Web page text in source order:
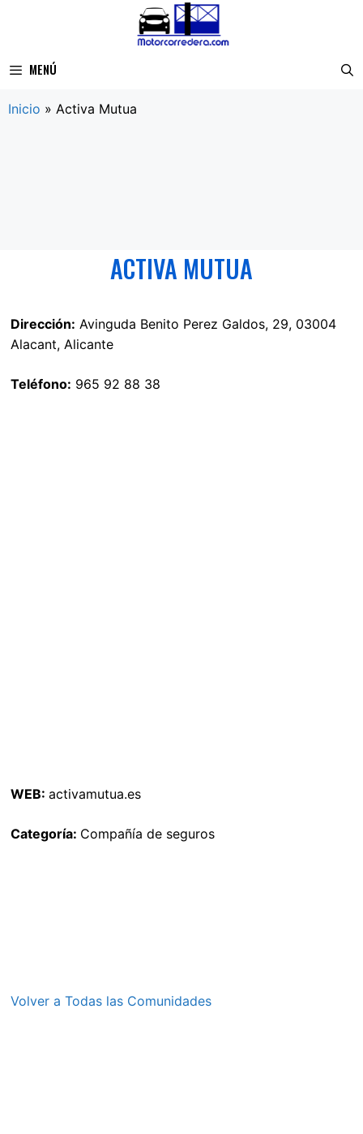
MENÚ
Inicio » Activa Mutua
ACTIVA MUTUA
Dirección: Avinguda Benito Perez Galdos, 29, 03004
Alacant, Alicante
Teléfono: 965 92 88 38
WEB: activamutua.es
Categoría: Compañía de seguros
Volver a Todas las Comunidades